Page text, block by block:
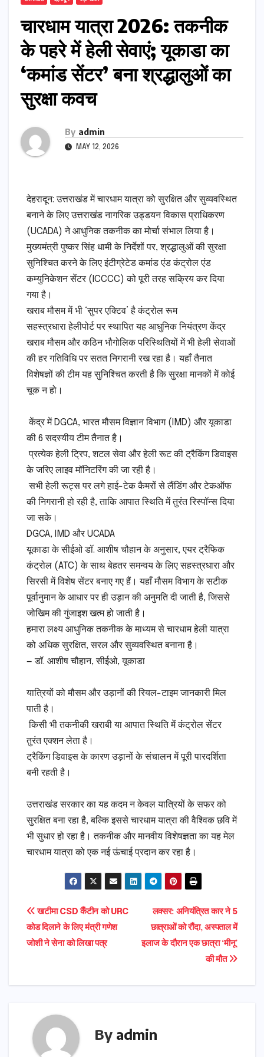
चारधाम यात्रा 2026: तकनीक
के पहरे में हेली सेवाएं; यूकाडा का
‘कमांड सेंटर’ बना श्रद्धालुओं का
सुरक्षा कवच
By admin
MAY 12, 2026
देहरादून: उत्तराखंड में चारधाम यात्रा को सुरक्षित और सुव्यवस्थित
बनाने के लिए उत्तराखंड नागरिक उड्डयन विकास प्राधिकरण
(UCADA) ने आधुनिक तकनीक का मोर्चा संभाल लिया है।
मुख्यमंत्री पुष्कर सिंह धामी के निर्देशों पर, श्रद्धालुओं की सुरक्षा
सुनिश्चित करने के लिए इंटीग्रेटेड कमांड एंड कंट्रोल एंड
कम्युनिकेशन सेंटर (ICCCC) को पूरी तरह सक्रिय कर दिया
गया है।
​खराब मौसम में भी ‘सुपर एक्टिव’ है कंट्रोल रूम
​सहस्त्रधारा हेलीपोर्ट पर स्थापित यह आधुनिक नियंत्रण केंद्र
खराब मौसम और कठिन भौगोलिक परिस्थितियों में भी हेली सेवाओं
की हर गतिविधि पर सतत निगरानी रख रहा है। यहाँ तैनात
विशेषज्ञों की टीम यह सुनिश्चित करती है कि सुरक्षा मानकों में कोई
चूक न हो।
​ केंद्र में DGCA, भारत मौसम विज्ञान विभाग (IMD) और यूकाडा
की 6 सदस्यीय टीम तैनात है।
​ प्रत्येक हेली ट्रिप, शटल सेवा और हेली रूट की ट्रैकिंग डिवाइस
के जरिए लाइव मॉनिटरिंग की जा रही है।
​ सभी हेली रूट्स पर लगे हाई-टेक कैमरों से लैंडिंग और टेकऑफ
की निगरानी हो रही है, ताकि आपात स्थिति में तुरंत रिस्पॉन्स दिया
जा सके।
​DGCA, IMD और UCADA
​यूकाडा के सीईओ डॉ. आशीष चौहान के अनुसार, एयर ट्रैफिक
कंट्रोल (ATC) के साथ बेहतर समन्वय के लिए सहस्त्रधारा और
सिरसी में विशेष सेंटर बनाए गए हैं। यहाँ मौसम विभाग के सटीक
पूर्वानुमान के आधार पर ही उड़ान की अनुमति दी जाती है, जिससे
जोखिम की गुंजाइश खत्म हो जाती है।
​हमारा लक्ष्य आधुनिक तकनीक के माध्यम से चारधाम हेली यात्रा
को अधिक सुरक्षित, सरल और सुव्यवस्थित बनाना है।
— डॉ. आशीष चौहान, सीईओ, यूकाडा
​यात्रियों को मौसम और उड़ानों की रियल-टाइम जानकारी मिल
पाती है।
​ किसी भी तकनीकी खराबी या आपात स्थिति में कंट्रोल सेंटर
तुरंत एक्शन लेता है।
​ट्रैकिंग डिवाइस के कारण उड़ानों के संचालन में पूरी पारदर्शिता
बनी रहती है।
उत्तराखंड सरकार का यह कदम न केवल यात्रियों के सफर को
सुरक्षित बना रहा है, बल्कि इससे चारधाम यात्रा की वैश्विक छवि में
भी सुधार हो रहा है। तकनीक और मानवीय विशेषज्ञता का यह मेल
चारधाम यात्रा को एक नई ऊंचाई प्रदान कर रहा है।
Post
navigation
लक्सर: अनियंत्रित कार ने 5
छात्राओं को रौंदा, अस्पताल में
इलाज के दौरान एक छात्रा ‘मीनू’
की मौत
खटीमा CSD कैंटीन को URC
कोड दिलाने के लिए मंत्री गणेश
जोशी ने सेना को लिखा पत्र
By admin